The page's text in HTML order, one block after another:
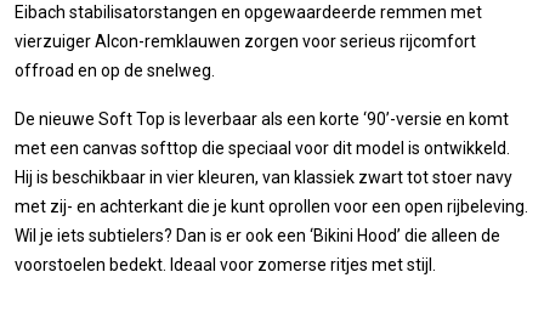
Eibach stabilisatorstangen en opgewaardeerde remmen met
vierzuiger Alcon-remklauwen zorgen voor serieus rijcomfort
offroad en op de snelweg.
De nieuwe Soft Top is leverbaar als een korte ‘90’-versie en komt
met een canvas softtop die speciaal voor dit model is ontwikkeld.
Hij is beschikbaar in vier kleuren, van klassiek zwart tot stoer navy
met zij- en achterkant die je kunt oprollen voor een open rijbeleving.
Wil je iets subtielers? Dan is er ook een ‘Bikini Hood’ die alleen de
voorstoelen bedekt. Ideaal voor zomerse ritjes met stijl.